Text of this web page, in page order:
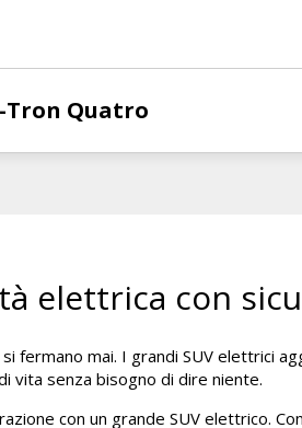
Tron Quatro
elettrica con
fermano mai. I grandi SUV elettrici
vita senza bisogno di dire niente.
con un grande SUV elettrico.